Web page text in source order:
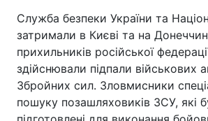
Служба безпеки України та
затримали в Києві та на
прихильників російської
здійснювали підпали військових
Збройних сил. Зловмисники
пошуку позашляховиків ЗСУ, які